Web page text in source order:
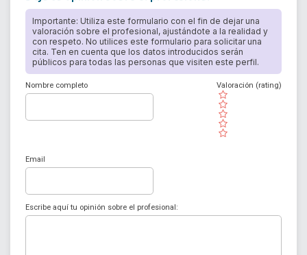
Importante: Utiliza este formulario con el fin de dejar una
valoración sobre el profesional, ajustándote a la realidad y
con respeto. No utilices este formulario para solicitar una
cita. Ten en cuenta que los datos introducidos serán
públicos para todas las personas que visiten este perfil.
Nombre completo
( )
( )
( )
( )
( )
Valoración (rating)
Email
Escribe aquí tu opinión sobre el profesional: